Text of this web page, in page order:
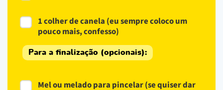
1 colher de canela (eu sempre coloco um
pouco mais, confesso)
Para a finalização (opcionais):
Mel ou melado para pincelar (se quiser dar